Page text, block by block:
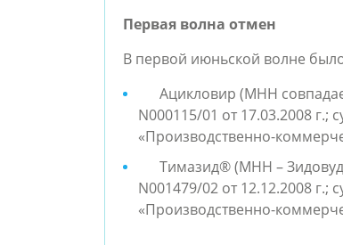
Первая волна отмен
В первой июньской волне
Ацикловир (МНН
N000115/01 от 17.03.2008
«Производственно-
Тимазид® (МНН –
N001479/02 от 12.12.2008
«Производственно-